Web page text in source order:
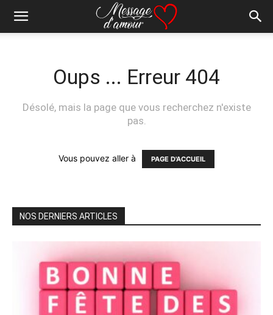
Oups ... Erreur 404
Désolé, mais la page que vous recherchez n'existe
pas.
Vous pouvez aller à PAGE D'ACCUEIL
NOS DERNIERS ARTICLES